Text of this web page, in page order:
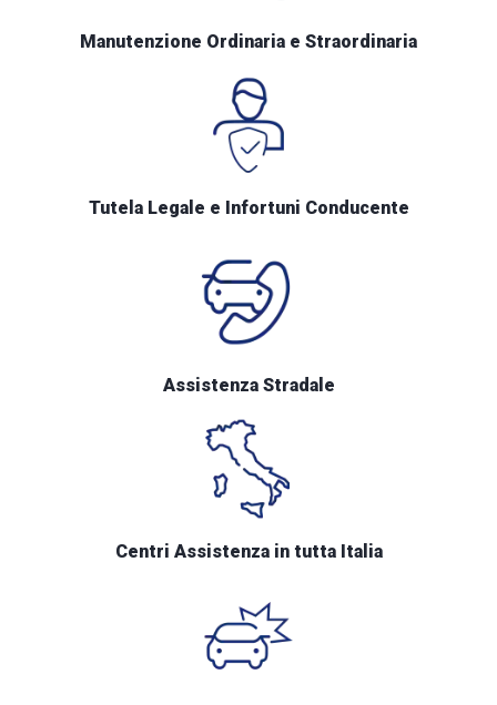
Manutenzione Ordinaria e Straordinaria
Tutela Legale e Infortuni Conducente
Assistenza Stradale
Centri Assistenza in tutta Italia